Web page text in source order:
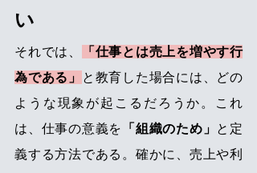
い
それでは、
「仕事とは売上を増やす行
為である」
と教育した場合には、どの
ような現象が起こるだろうか。これ
は、仕事の意義を
「組織のため」 と定
義する方法である。確かに、売上や利